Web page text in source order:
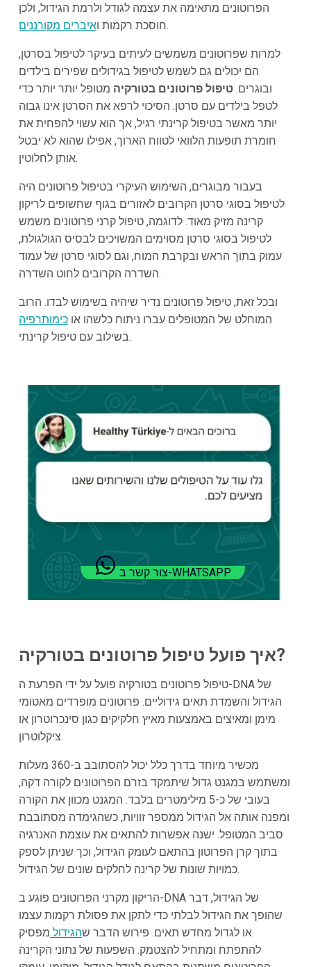
הפרוטונים מתאימה את עצמה לגודל ולרמת הגידול, ולכן
חוסכת רקמות ואיברים מקורננים .
למרות שפרוטונים משמשים לעיתים בעיקר לטיפול בסרטן,
הם יכולים גם לשמש לטיפול בגידולים שפירים בילדים
ובוגרים. טיפול פרוטונים בטורקיה מטופל יותר יותר כדי
לטפל בילדים עם סרטן. הסיכוי לרפא את הסרטן אינו גבוה
יותר מאשר בטיפול קרינתי רגיל, אך הוא עשוי להפחית את
חומרת תופעות הלוואי לטווח הארוך, אפילו שהוא לא יבטל
אותן לחלוטין.
בעבור מבוגרים, השימוש העיקרי בטיפול פרוטונים היה
לטיפול בסוגי סרטן הקרובים לאזורים בגוף שחשופים לריקון
קרינה מזיק מאוד. לדוגמה, טיפול קרני פרוטונים משמש
לטיפול בסוגי סרטן מסוימים המשויכים לבסיס הגולגולת,
עמוק בתוך הראש ובקרבת המוח, וגם לסוגי סרטן של עמוד
השדרה הקרובים לחוט השדרה.
ובכל זאת, טיפול פרוטונים נדיר שיהיה בשימוש לבדו. הרוב
המוחלט של המטופלים עברו ניתוח כלשהו אוכימותרפיה
בשילוב עם טיפול קרינתי.
צור קשר ב-WHATSAPP
איך פועל טיפול פרוטונים בטורקיה?
טיפול פרוטונים בטורקיה פועל על ידי הפרעת ה-DNA של
הגידול והשמדת תאים גידוליים. פרוטונים מופרדים מאטומי
מימן ומאיצים באמצעות מאיץ חלקיקים כגון סינכרוטרון או
ציקלוטרון.
מכשיר מיוחד בדרך כלל יכול להסתובב ב-360 מעלות
ומשתמש במגנט גדול שיתמקד בזרם הפרוטונים לקורה דקה,
בעובי של כ-5 מילימטרים בלבד. המגנט מכוון את הקורה
ומפנה אותה אל הגידול ממספר זוויות, כשהגימדה מסתובבת
סביב המטופל. ישנה אפשרות להתאים את עוצמת האנרגיה
בתוך קרן הפרוטון בהתאם לעומק הגידול, וכך שניתן לספק
כמויות שונות של קרינה לחלקים שונים של הגידול.
הריקון מקרני הפרוטונים פוגע ב-DNA של הגידול, דבר
שהופך את הגידול לבלתי כדי לתקן את פסולת רקמות עצמו
או לגדול מחדש תאים. פירוש הדבר שהגידול מפסיק
להתפתח ומתחיל להצטמק. השפעות של נתוני הקרינה